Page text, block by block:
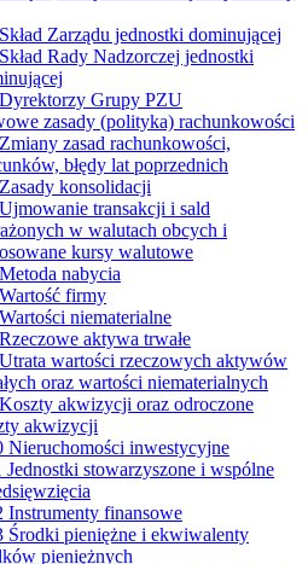
Zarządu jednostki dominującej
Rady Nadzorczej jednostki
Grupy PZU
zasady (polityka) rachunkowości
zasad rachunkowości,
błędy lat poprzednich
konsolidacji
transakcji i sald
w walutach obcych i
kursy walutowe
nabycia
firmy
niematerialne
aktywa trwałe
wartości rzeczowych aktywów
oraz wartości niematerialnych
akwizycji oraz odroczone
akwizycji
Nieruchomości inwestycyjne
Jednostki stowarzyszone i wspólne
Instrumenty finansowe
Środki pieniężne i ekwiwalenty
pieniężnych